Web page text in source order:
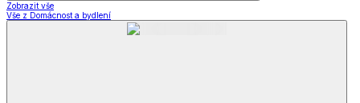
Zobrazit vše
Vše z Domácnost a bydlení